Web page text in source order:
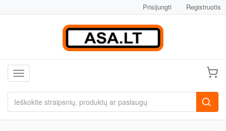
Prisijungti Registruotis
Toggle navigation